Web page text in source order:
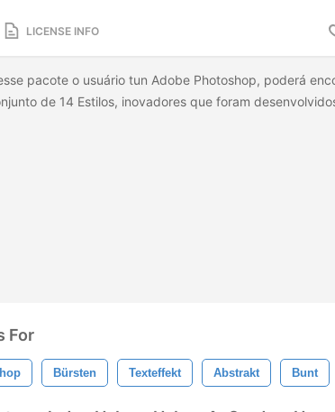
LICENSE INFO
pacote o usuário tun Adobe Photoshop, poderá
de 14 Estilos, inovadores que foram
For
Bürsten Texteffekt Abstrakt Bunt